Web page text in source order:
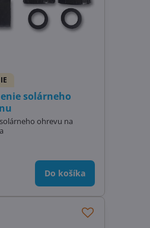
solárneho
ohrevu na
Do košíka